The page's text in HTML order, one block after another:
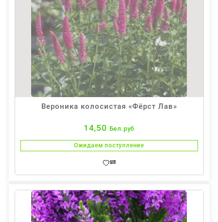
Вероника колосистая «Фёрст Лав»
14,50 Бел.руб
Ожидаем поступление